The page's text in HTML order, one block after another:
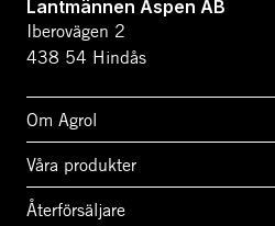
Lantmännen Aspen AB
Iberovägen 2
438 54 Hindås
Om Agrol
Våra produkter
Återförsäljare